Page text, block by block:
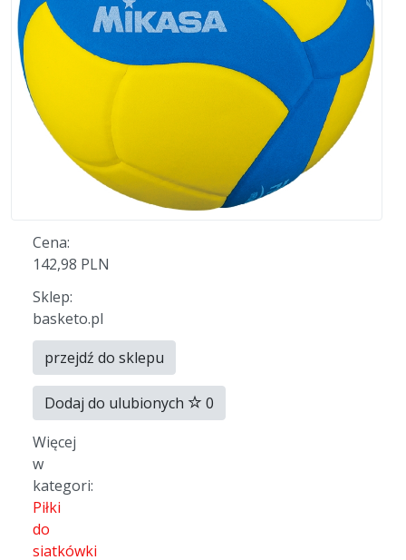
Cena:
142,98 PLN
Sklep:
basketo.pl
przejdź do sklepu
Dodaj do ulubionych
0
Więcej
w
kategori:
Piłki
do
siatkówki